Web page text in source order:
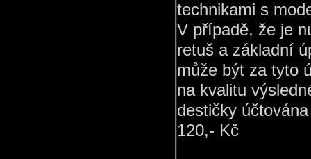
technikami s
V případě, že je
retuš a základní
může být za tyto
na kvalitu
destičky
120,- Kč